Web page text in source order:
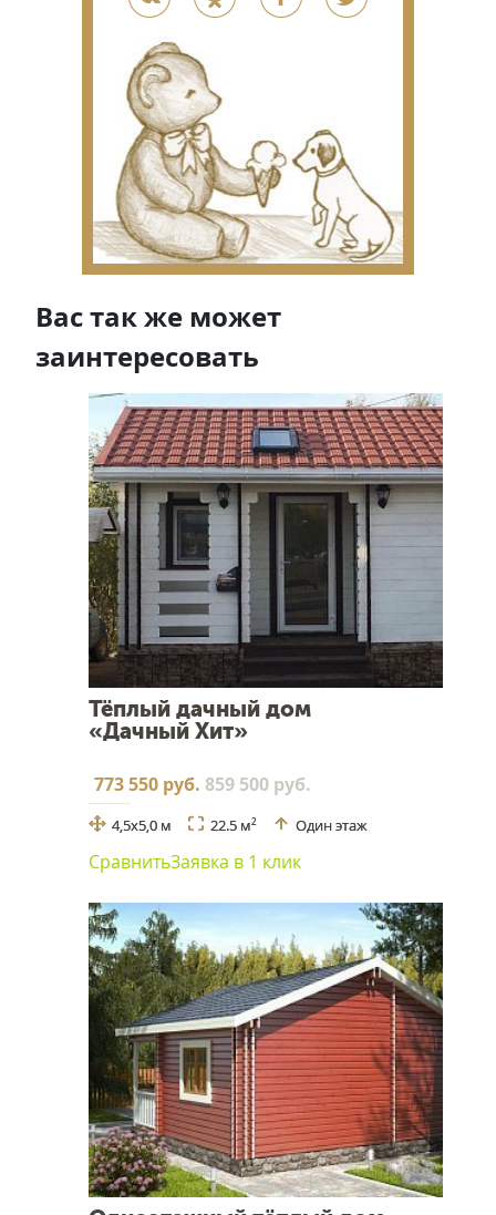
Вас так же может
заинтересовать
Тёплый дачный дом
«Дачный Хит»
773 550 руб. 859 500 руб.
4,5х5,0 м 22.5 м2 Один этаж
СравнитьЗаявка в 1 клик